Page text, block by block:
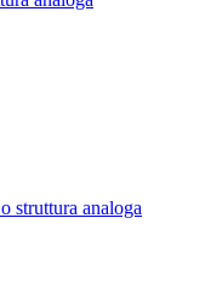
struttura analoga